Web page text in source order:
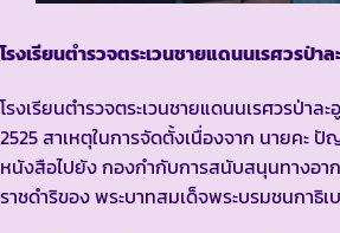
โรงเรียนตำรวจตระเวนชายแดนนเรศวรป่าล
โรงเรียนตำรวจตระเวนชายแดนนเรศวรป่า
2525 สาเหตุในการจัดตั้งเนื่องจาก นายคะ
หนังสือไปยัง กองกำกับการสนับสนุนทางอาก
ราชดำริของ พระบาทสมเด็จพระบรมชนกา